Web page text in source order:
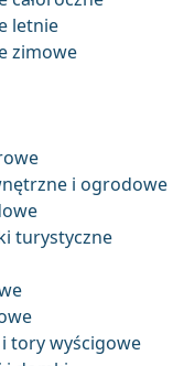
letnie
zimowe
i ogrodowe
turystyczne
tory wyścigowe